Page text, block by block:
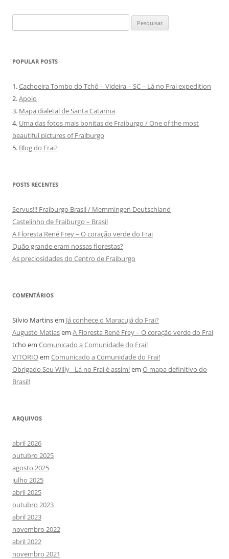
por:
POPULAR POSTS
1.Cachoeira Tombo do Tchô – Videira – SC – Lá no Frai expedition
2.Apoio
3. Mapa dialetal de Santa Catarina
4. Uma das fotos mais bonitas de Fraiburgo / One of the most
beautiful pictures of Fraiburgo
5. Blog do Frai?
POSTS RECENTES
Servus!!! Fraiburgo Brasil / Memmingen Deutschland
Castelinho de Fraiburgo – Brasil
A Floresta René Frey – O coração verde do Frai
Quão grande eram nossas florestas?
As preciosidades do Centro de Fraiburgo
COMENTÁRIOS
Silvio Martinsem Já conhece o Maracujá do Frai?
Augusto Matiasem A Floresta René Frey – O coração verde do Frai
tcho em Comunicado a Comunidade do Frai!
VITORIOem Comunicado a Comunidade do Frai!
Obrigado Seu Willy - Lá no Frai é assim!em O mapa definitivo do
Brasil!
ARQUIVOS
abril 2026
outubro 2025
agosto 2025
julho 2025
abril 2025
outubro 2023
abril 2023
novembro 2022
abril 2022
novembro 2021